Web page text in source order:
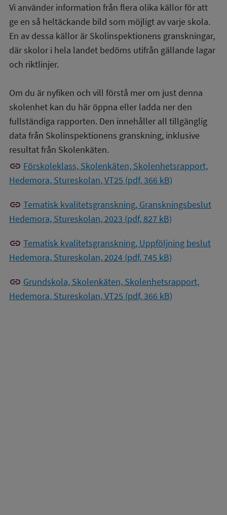
Vi använder information från flera olika källor för att
ge en så heltäckande bild som möjligt av varje skola.
En av dessa källor är Skolinspektionens granskningar,
där skolor i hela landet bedöms utifrån gällande lagar
och riktlinjer.
Om du är nyfiken och vill förstå mer om just denna
skolenhet kan du här öppna eller ladda ner den
fullständiga rapporten. Den innehåller all tillgänglig
data från Skolinspektionens granskning, inklusive
resultat från Skolenkäten.
link Förskoleklass, Skolenkäten, Skolenhetsrapport,
Hedemora, Stureskolan, VT25 (pdf, 366 kB)
link Tematisk kvalitetsgranskning, Granskningsbeslut
Hedemora, Stureskolan, 2023 (pdf, 827 kB)
link Tematisk kvalitetsgranskning, Uppföljning beslut
Hedemora, Stureskolan, 2024 (pdf, 745 kB)
link Grundskola, Skolenkäten, Skolenhetsrapport,
Hedemora, Stureskolan, VT25 (pdf, 366 kB)